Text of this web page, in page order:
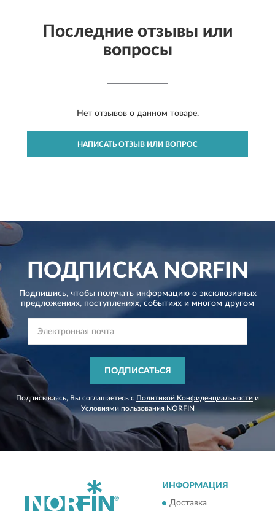
Последние отзывы или
вопросы
Нет отзывов о данном товаре.
НАПИСАТЬ ОТЗЫВ ИЛИ ВОПРОС
ПОДПИСКАNORFIN
Подпишись, чтобы получать информацию о эксклюзивных
предложениях, поступлениях, событиях и многом другом
ПОДПИСАТЬСЯ
Подписываясь, Вы соглашаетесь с Политикой Конфиденциальности и
Условиями пользованияNORFIN
ИНФОРМАЦИЯ
Доставка